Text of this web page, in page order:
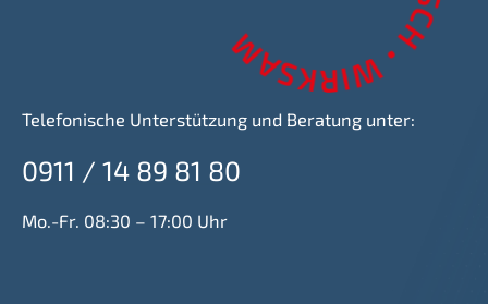
Telefonische Unterstützung und Beratung unter:
0911 / 14 89 81 80
Mo.-Fr. 08:30 – 17:00 Uhr